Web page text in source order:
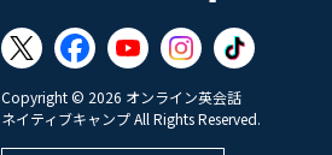
Copyright © 2026 オンライン英会話
ネイティブキャンプ All Rights Reserved.